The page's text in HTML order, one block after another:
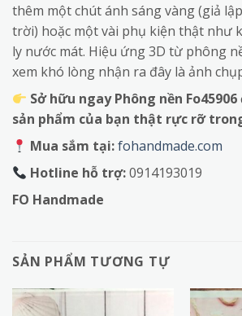
thêm một chút ánh sáng vàng (giả
trời) hoặc một vài phụ kiện thật như
ly nước mát. Hiệu ứng 3D từ phông
xem khó lòng nhận ra đây là ảnh
Sở hữu ngay Phông nền Fo45906
sản phẩm của bạn thật rực rỡ
Mua sắm tại:fohandmade.com
Hotline hỗ trợ:0914193019
FO Handmade
SẢN PHẨM TƯƠNG TỰ